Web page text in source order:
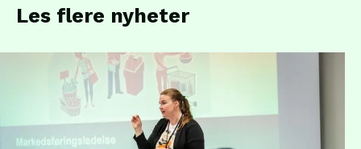
Les flere nyheter